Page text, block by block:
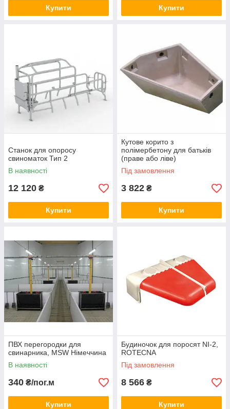
Купити Купити
Станок для опоросу
свиноматок Тип 2
В наявності
12 120 ₴
Купити
Кутове корито з
полімербетону для батьків
(праве або ліве)
Під замовлення
3 822 ₴
Купити
ПВХ перегородки для
свинарника, MSW Німеччина
В наявності
340 ₴/пог.м
Купити
Будиночок для поросят NI-2,
ROTECNA
Під замовлення
8 566 ₴
Купити